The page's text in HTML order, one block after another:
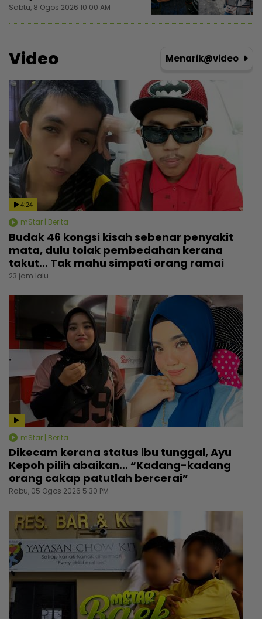
Sabtu, 8 Ogos 2026 10:00 AM
Video Menarik@video
4:24
mStar | Berita
Budak 46 kongsi kisah sebenar penyakit
mata, dulu tolak pembedahan kerana
takut... Tak mahu simpati orang ramai
23 jam lalu
mStar | Berita
Dikecam kerana status ibu tunggal, Ayu
Kepoh pilih abaikan... “Kadang-kadang
orang cakap patutlah bercerai”
Rabu, 05 Ogos 2026 5:30 PM